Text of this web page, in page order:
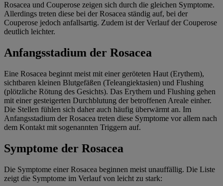
Rosacea und Couperose zeigen sich durch die gleichen Symptome.
Allerdings treten diese bei der Rosacea ständig auf, bei der
Couperose jedoch anfallsartig. Zudem ist der Verlauf der Couperose
deutlich leichter.
Anfangsstadium der Rosacea
Eine Rosacea beginnt meist mit einer geröteten Haut (Erythem),
sichtbaren kleinen Blutgefäßen (Teleangiektasien) und Flushing
(plötzliche Rötung des Gesichts). Das Erythem und Flushing gehen
mit einer gesteigerten Durchblutung der betroffenen Areale einher.
Die Stellen fühlen sich daher auch häufig überwärmt an. Im
Anfangsstadium der Rosacea treten diese Symptome vor allem nach
dem Kontakt mit sogenannten Triggern auf.
Symptome der Rosacea
Die Symptome einer Rosacea beginnen meist unauffällig. Die Liste
zeigt die Symptome im Verlauf von leicht zu stark: